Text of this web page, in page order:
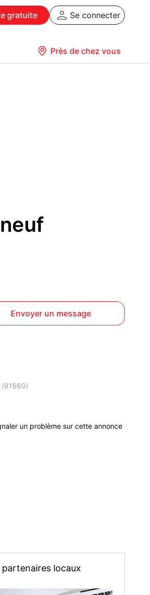
gratuite Se connecter
Près de chez vous
Envoyer un message
(91660)
un problème sur cette annonce
partenaires locaux